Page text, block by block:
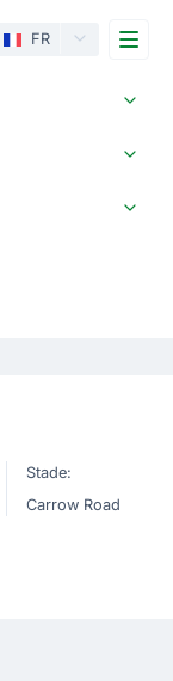
FR
Stade:
Carrow Road